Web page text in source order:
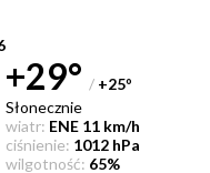
+29° / +25°
Słonecznie
wiatr: ENE 11 km/h
ciśnienie: 1012 hPa
wilgotność: 65%